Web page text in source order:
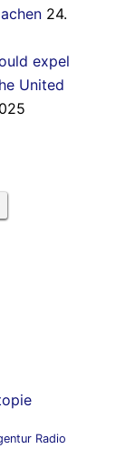
24.
expel
United
Radio